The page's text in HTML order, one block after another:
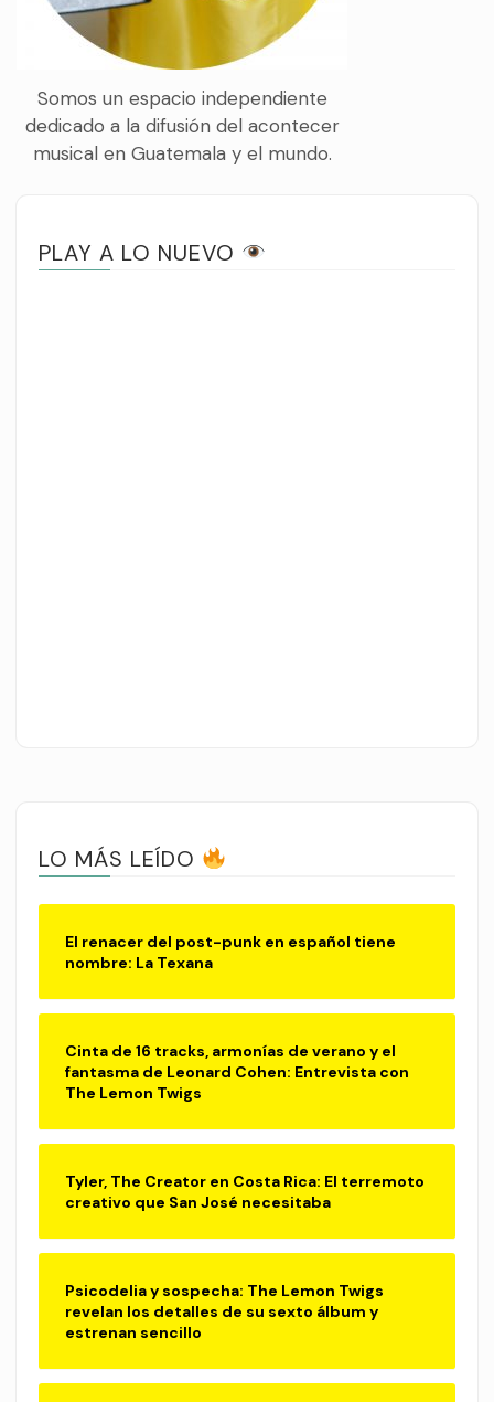
Somos un espacio independiente
dedicado a la difusión del acontecer
musical en Guatemala y el mundo.
PLAY A LO NUEVO
LO MÁS LEÍDO
El renacer del post-punk en español tiene
nombre: La Texana
Cinta de 16 tracks, armonías de verano y el
fantasma de Leonard Cohen: Entrevista con
The Lemon Twigs
Tyler, The Creator en Costa Rica: El terremoto
creativo que San José necesitaba
Psicodelia y sospecha: The Lemon Twigs
revelan los detalles de su sexto álbum y
estrenan sencillo